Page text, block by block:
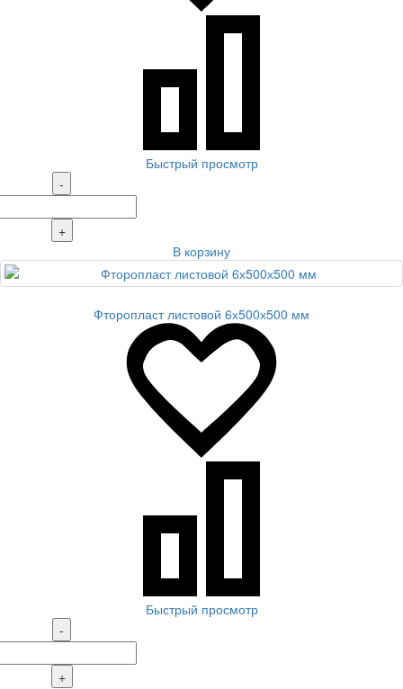
Быстрый просмотр
-
+
В корзину
Фторопласт листовой 6х500х500 мм
Быстрый просмотр
-
+